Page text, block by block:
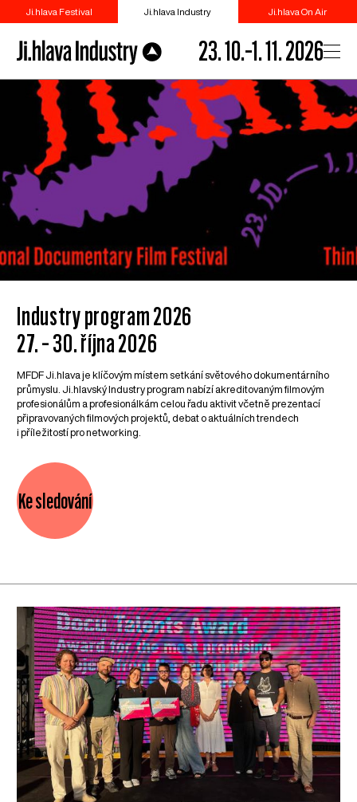
Ji.hlava Festival Ji.hlava Industry Ji.hlava On Air
23. 10.–1. 11. 2026
Industry program 2026
27. – 30. října 2026
MFDF Ji.hlava je klíčovým místem setkání světového dokumentárního
průmyslu. Ji.hlavský Industry program nabízí akreditovaným filmovým
profesionálům a profesionálkám celou řadu aktivit včetně prezentací
připravovaných filmových projektů, debat o aktuálních trendech
i příležitostí pro networking.
Ke sledování